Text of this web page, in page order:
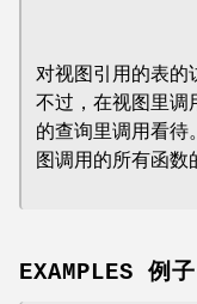
对视图引用的表的
不过，在视图里调
的查询里调用看
图调用的所有函数
EXAMPLES 例子